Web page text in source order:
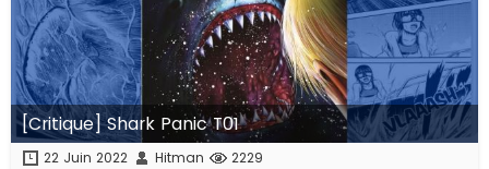
[Critique] Shark Panic T01
22 Juin 2022 Hitman 2229